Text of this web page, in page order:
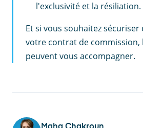
l'exclusivité et la résiliation.
Et si vous souhaitez
votre contrat de commission,
peuvent vous accompagner.